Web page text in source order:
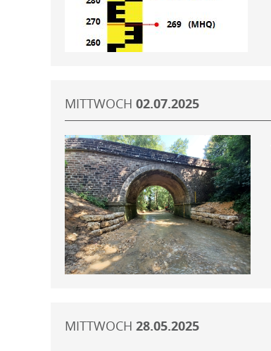
MITTWOCH 02.07.2025
MITTWOCH 28.05.2025